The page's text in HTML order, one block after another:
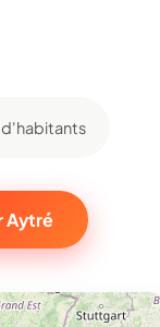
d'habitants
Aytré